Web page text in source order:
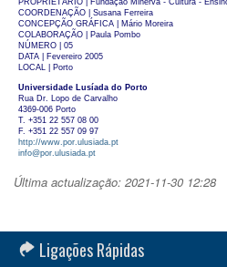
PROPRIETÁRIO | Fundação Minerva - Cultura -
COORDENAÇÃO | Susana Ferreira
CONCEPÇÃO GRÁFICA | Mário Moreira
COLABORAÇÃO | Paula Pombo
NÚMERO | 05
DATA | Fevereiro 2005
LOCAL | Porto
Universidade Lusíada do Porto
Rua Dr. Lopo de Carvalho
4369-006 Porto
T. +351 22 557 08 00
F. +351 22 557 09 97
http://www.por.ulusiada.pt
info@por.ulusiada.pt
Última actualização: 2021-11-30 12:28
Ligações Rápidas